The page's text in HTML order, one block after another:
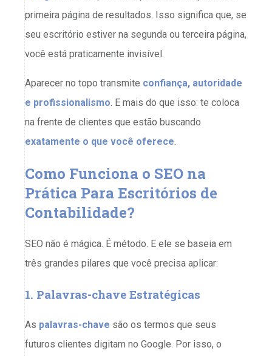
primeira página de resultados. Isso significa que, se
seu escritório estiver na segunda ou terceira página,
você está praticamente invisível.
Aparecer no topo transmite confiança, autoridade
e profissionalismo. E mais do que isso: te coloca
na frente de clientes que estão buscando
exatamente o que você oferece.
Como Funciona o SEO na
Prática Para Escritórios de
Contabilidade?
SEO não é mágica. É método. E ele se baseia em
três grandes pilares que você precisa aplicar:
1. Palavras-chave Estratégicas
As palavras-chave são os termos que seus
futuros clientes digitam no Google. Por isso, o